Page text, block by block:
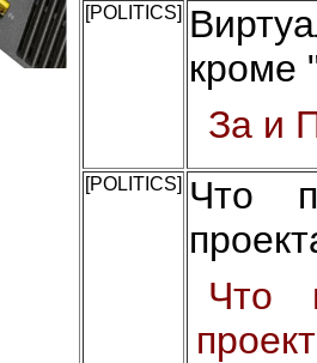
[POLITICS]
кроме
За и
[POLITICS] Что
Что